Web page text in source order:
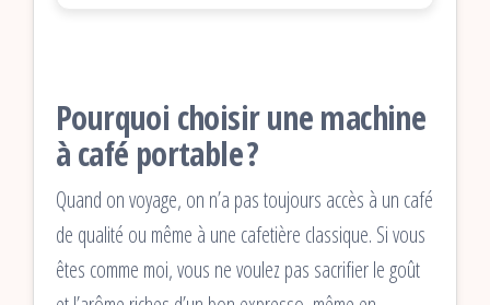
Pourquoi choisir une machine
à café portable ?
Quand on voyage, on n’a pas toujours accès à un café
de qualité ou même à une cafetière classique. Si vous
êtes comme moi, vous ne voulez pas sacrifier le goût